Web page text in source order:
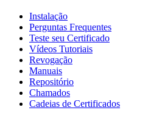
Instalação
Perguntas Frequentes
Teste seu Certificado
Vídeos Tutoriais
Revogação
Manuais
Repositório
Chamados
Cadeias de Certificados